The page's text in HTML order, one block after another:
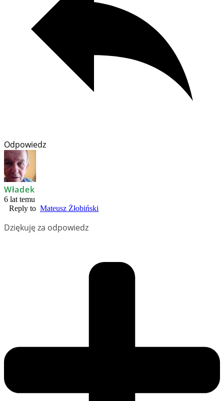
Odpowiedz
Władek
6 lat temu
Reply to Mateusz Żłobiński
Dziękuję za odpowiedz